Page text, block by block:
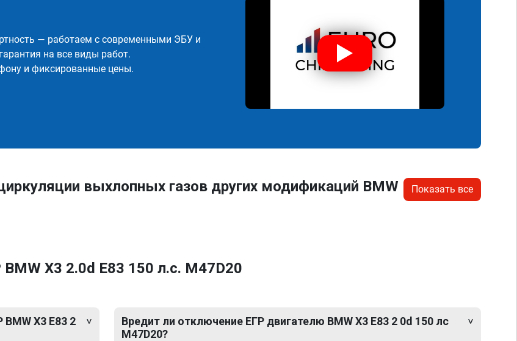
— работаем с современными ЭБУ и
на все виды работ.
и фиксированные цены.
выхлопных газов других модификаций BMW
Показать все
X3 2.0d E83 150 л.с. M47D20
X3 E83 2
Вредит ли отключение ЕГР двигателю BMW X3 E83 2 0d 150 лс
M47D20?